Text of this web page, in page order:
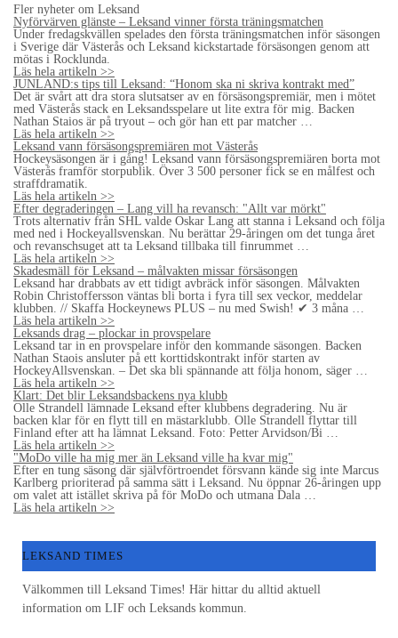
Fler nyheter om Leksand
Nyförvärven glänste – Leksand vinner första träningsmatchen
Under fredagskvällen spelades den första träningsmatchen inför säsongen
i Sverige där Västerås och Leksand kickstartade försäsongen genom att
mötas i Rocklunda.
Läs hela artikeln >>
JUNLAND:s tips till Leksand: “Honom ska ni skriva kontrakt med”
Det är svårt att dra stora slutsatser av en försäsongspremiär, men i mötet
med Västerås stack en Leksandsspelare ut lite extra för mig. Backen
Nathan Staios är på tryout – och gör han ett par matcher …
Läs hela artikeln >>
Leksand vann försäsongspremiären mot Västerås
Hockeysäsongen är i gång! Leksand vann försäsongspremiären borta mot
Västerås framför storpublik. Över 3 500 personer fick se en målfest och
straffdramatik.
Läs hela artikeln >>
Efter degraderingen – Lang vill ha revansch: "Allt var mörkt"
Trots alternativ från SHL valde Oskar Lang att stanna i Leksand och följa
med ned i Hockeyallsvenskan. Nu berättar 29-åringen om det tunga året
och revanschsuget att ta Leksand tillbaka till finrummet …
Läs hela artikeln >>
Skadesmäll för Leksand – målvakten missar försäsongen
Leksand har drabbats av ett tidigt avbräck inför säsongen. Målvakten
Robin Christoffersson väntas bli borta i fyra till sex veckor, meddelar
klubben. // Skaffa Hockeynews PLUS – nu med Swish! ✔ 3 måna …
Läs hela artikeln >>
Leksands drag – plockar in provspelare
Leksand tar in en provspelare inför den kommande säsongen. Backen
Nathan Staois ansluter på ett korttidskontrakt inför starten av
HockeyAllsvenskan. – Det ska bli spännande att följa honom, säger …
Läs hela artikeln >>
Klart: Det blir Leksandsbackens nya klubb
Olle Strandell lämnade Leksand efter klubbens degradering. Nu är
backen klar för en flytt till en mästarklubb. Olle Strandell flyttar till
Finland efter att ha lämnat Leksand. Foto: Petter Arvidson/Bi …
Läs hela artikeln >>
"MoDo ville ha mig mer än Leksand ville ha kvar mig"
Efter en tung säsong där självförtroendet försvann kände sig inte Marcus
Karlberg prioriterad på samma sätt i Leksand. Nu öppnar 26-åringen upp
om valet att istället skriva på för MoDo och utmana Dala …
Läs hela artikeln >>
LEKSAND TIMES
Välkommen till Leksand Times! Här hittar du alltid aktuell
information om LIF och Leksands kommun.